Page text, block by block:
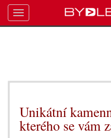
Unikátní
kterého se vám
Toggle
navigation